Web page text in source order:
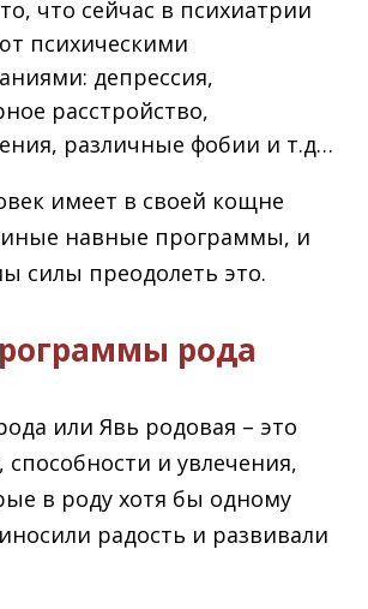
что сейчас в психиатрии
психическими
депрессия,
расстройство,
различные фобии и т.д…
имеет в своей кощне
иные навные программы, и
силы преодолеть это.
рода
или Явь родовая – это
способности и увлечения,
в роду хотя бы одному
радость и развивали